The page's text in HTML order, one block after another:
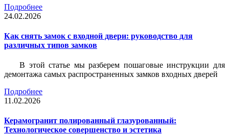
Подробнее
24.02.2026
Как снять замок с входной двери: руководство для
различных типов замков
В этой статье мы разберем пошаговые инструкции для
демонтажа самых распространенных замков входных дверей
Подробнее
11.02.2026
Керамогранит полированный глазурованный:
Технологическое совершенство и эстетика